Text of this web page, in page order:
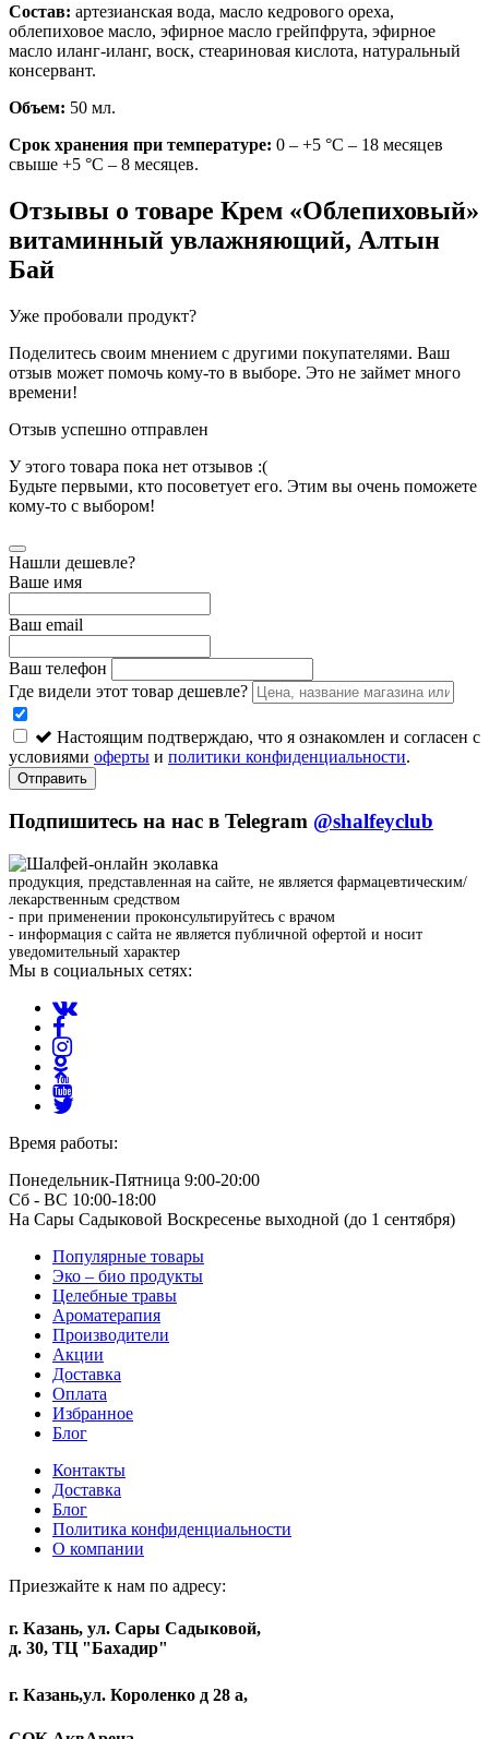
Состав: артезианская вода, масло кедрового ореха,
облепиховое масло, эфирное масло грейпфрута, эфирное
масло иланг-иланг, воск, стеариновая кислота, натуральный
консервант.
Объем: 50 мл.
Срок хранения при температуре: 0 – +5 °С – 18 месяцев
свыше +5 °С – 8 месяцев.
Отзывы о товаре Крем «Облепиховый»
витаминный увлажняющий, Алтын
Бай
Уже пробовали продукт?
Поделитесь своим мнением с другими покупателями. Ваш
отзыв может помочь кому-то в выборе. Это не займет много
времени!
Отзыв успешно отправлен
У этого товара пока нет отзывов :(
Будьте первыми, кто посоветует его. Этим вы очень поможете
кому-то с выбором!
Нашли дешевле?
Ваше имя
Ваш email
Ваш телефон
Где видели этот товар дешевле?
Настоящим подтверждаю, что я ознакомлен и согласен с
условиями оферты и политики конфиденциальности.
Отправить
Подпишитесь на нас в Telegram @shalfeyclub
продукция, представленная на сайте, не является фармацевтическим/
лекарственным средством
- при применении проконсультируйтесь с врачом
- информация с сайта не является публичной офертой и носит
уведомительный характер
Мы в социальных сетях:
Время работы:
Понедельник-Пятница 9:00-20:00
Сб - ВС 10:00-18:00
На Сары Садыковой Воскресенье выходной (до 1 сентября)
Популярные товары
Эко – био продукты
Целебные травы
Ароматерапия
Производители
Акции
Доставка
Оплата
Избранное
Блог
Контакты
Доставка
Блог
Политика конфиденциальности
О компании
Приезжайте к нам по адресу:
г. Казань, ул. Сары Садыковой,
д. 30, ТЦ "Бахадир"
г. Казань,ул. Короленко д 28 а,